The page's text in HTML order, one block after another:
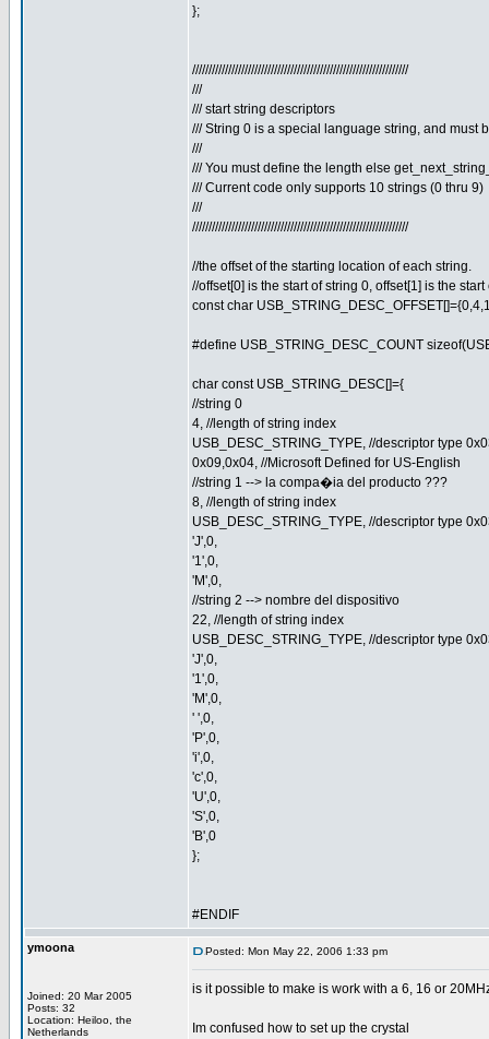
};
//////////////////////////////////////////////////////////////////
///
/// start string descriptors
/// String 0 is a special language string, and must
///
/// You must define the length else
/// Current code only supports 10 strings (0 thru 9)
///
//////////////////////////////////////////////////////////////////
//the offset of the starting location of each string.
//offset[0] is the start of string 0, offset[1] is the start
const char
#define USB_STRING_DESC_COUNT
char const USB_STRING_DESC[]={
//string 0
4, //length of string index
USB_DESC_STRING_TYPE, //descriptor type
0x09,0x04, //Microsoft Defined for US-English
//string 1 --> la compa�ia del producto ???
8, //length of string index
USB_DESC_STRING_TYPE, //descriptor type
'J',0,
'1',0,
'M',0,
//string 2 --> nombre del dispositivo
22, //length of string index
USB_DESC_STRING_TYPE, //descriptor type
'J',0,
'1',0,
'M',0,
' ',0,
'P',0,
'i',0,
'c',0,
'U',0,
'S',0,
'B',0
};
#ENDIF
ymoona
Joined: 20 Mar 2005
Posts: 32
Location: Heiloo, the
Netherlands
Posted: Mon May 22, 2006 1:33 pm
is it possible to make is work with a 6, 16 or
Im confused how to set up the crystal